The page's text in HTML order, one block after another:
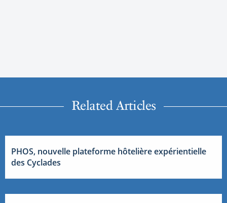
Related Articles
PHOS, nouvelle plateforme hôtelière expérientielle
des Cyclades